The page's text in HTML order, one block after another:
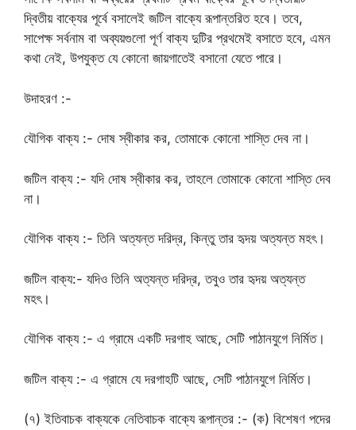
দ্বিতীয় বাক্যের পূর্বে বসালেই জটিল বাক্যে রূপান্তরিত হবে। তবে,
সাপেক্ষ সর্বনাম বা অব্যয়গুলো পূর্ণ বাক্য দুটির প্রথমেই বসাতে হবে, এমন
কথা নেই, উপযুক্ত যে কোনো জায়গাতেই বসানো যেতে পারে।
উদাহরণ :-
যৌগিক বাক্য :- দোষ স্বীকার কর, তোমাকে কোনো শাস্তি দেব না।
জটিল বাক্য :- যদি দোষ স্বীকার কর, তাহলে তোমাকে কোনো শাস্তি দেব
না।
যৌগিক বাক্য :- তিনি অত্যন্ত দরিদ্র, কিন্তু তার হৃদয় অত্যন্ত মহৎ।
জটিল বাক্য:- যদিও তিনি অত্যন্ত দরিদ্র, তবুও তার হৃদয় অত্যন্ত
মহৎ।
যৌগিক বাক্য :- এ গ্রামে একটি দরগাহ আছে, সেটি পাঠানযুগে নির্মিত।
জটিল বাক্য :- এ গ্রামে যে দরগাহটি আছে, সেটি পাঠানযুগে নির্মিত।
(৭) ইতিবাচক বাক্যকে নেতিবাচক বাক্যে রূপান্তর :- (ক) বিশেষণ পদের